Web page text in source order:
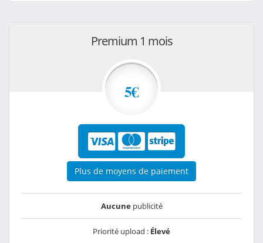
Premium 1 mois
5€
Plus de moyens de paiement
Aucunepublicité
Priorité upload : Élevé